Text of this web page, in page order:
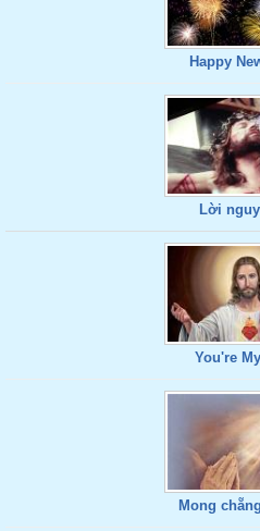
Happy
Lời
You're
Mong